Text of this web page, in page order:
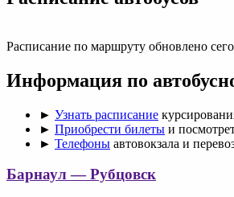
Расписание по маршруту обновлено
Информация по
► Узнать расписание
► Приобрести билеты и
► Телефоны автовокзала и
Барнаул — Рубцовск